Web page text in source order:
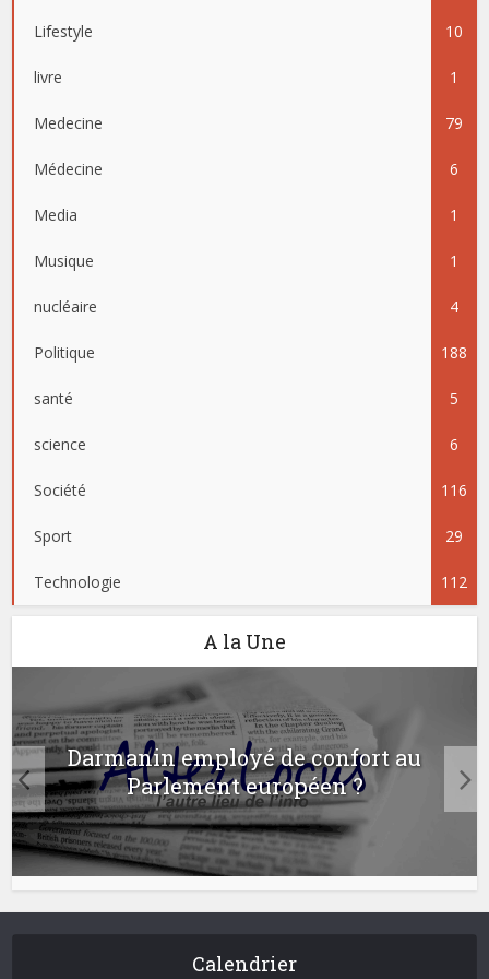
Lifestyle 10
livre 1
Medecine 79
Médecine 6
Media 1
Musique 1
nucléaire 4
Politique 188
santé 5
science 6
Société 116
Sport 29
Technologie 112
A la Une
Darmanin employé de confort au
Parlement européen ?
Calendrier